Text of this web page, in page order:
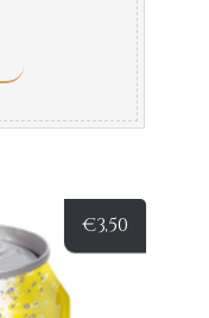
€3,50